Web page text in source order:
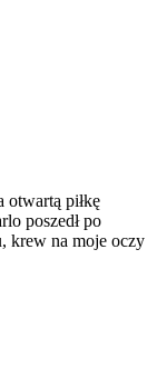
otwartą piłkę
poszedł po
krew na moje oczy